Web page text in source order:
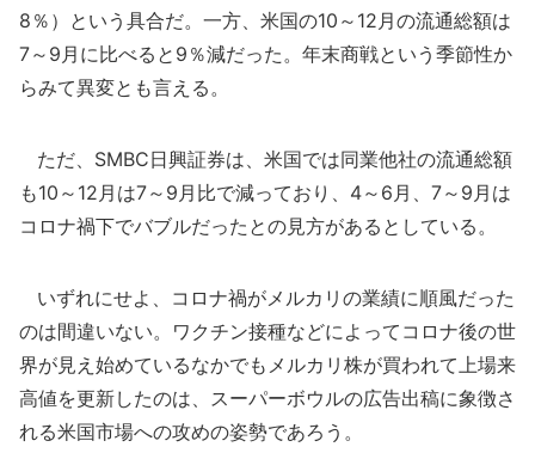
8％）という具合だ。一方、米国の10～12月の流通総額は
7～9月に比べると9％減だった。年末商戦という季節性か
らみて異変とも言える。
ただ、SMBC日興証券は、米国では同業他社の流通総額
も10～12月は7～9月比で減っており、4～6月、7～9月は
コロナ禍下でバブルだったとの見方があるとしている。
いずれにせよ、コロナ禍がメルカリの業績に順風だった
のは間違いない。ワクチン接種などによってコロナ後の世
界が見え始めているなかでもメルカリ株が買われて上場来
高値を更新したのは、スーパーボウルの広告出稿に象徴さ
れる米国市場への攻めの姿勢であろう。